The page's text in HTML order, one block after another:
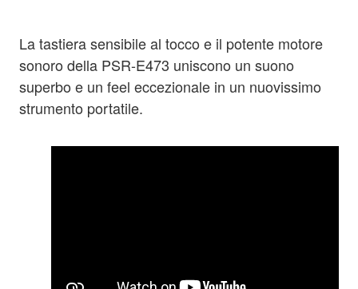
La tastiera sensibile al tocco e il potente motore
sonoro della PSR-E473 uniscono un suono
superbo e un feel eccezionale in un nuovissimo
strumento portatile.